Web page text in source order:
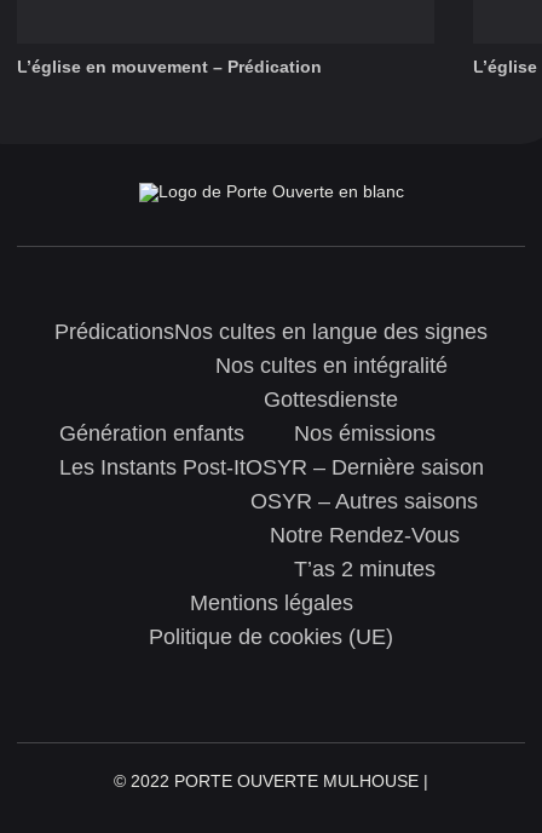
L’église en mouvement – Prédication
PrédicationsNos cultes en langue des signes
Nos cultes en intégralité
Gottesdienste
Génération enfants
Les Instants Post-It
Nos émissions
OSYR – Dernière saison
OSYR – Autres saisons
Notre Rendez-Vous
T’as 2 minutes
Mentions légales
Politique de cookies (UE)
© 2022 PORTE OUVERTE MULHOUSE |